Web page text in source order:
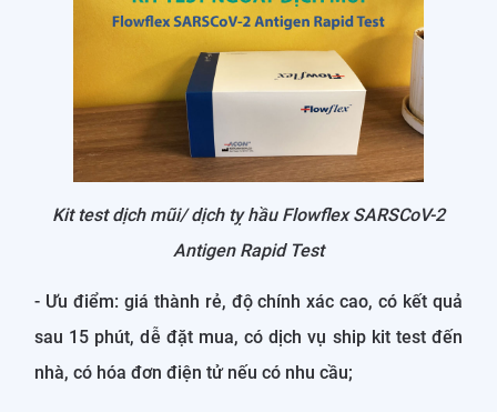
Kit test dịch mũi/ dịch tỵ hầu Flowflex SARSCoV-2
Antigen Rapid Test
- Ưu điểm: giá thành rẻ, độ chính xác cao, có kết quả
sau 15 phút, dễ đặt mua, có dịch vụ ship kit test đến
nhà, có hóa đơn điện tử nếu có nhu cầu;